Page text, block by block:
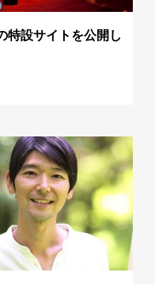
特設サイトを公開し